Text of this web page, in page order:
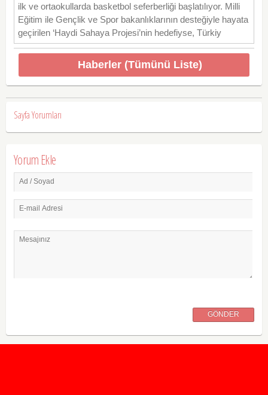
ilk ve ortaokullarda basketbol seferberliği başlatılıyor. Milli
Eğitim ile Gençlik ve Spor bakanlıklarının desteğiyle hayata
geçirilen ‘Haydi Sahaya Projesi’nin hedefiyse, Türkiy
Haberler (Tümünü Liste)
Sayfa Yorumları
Yorum Ekle
Ad / Soyad
E-mail Adresi
Mesajınız
GÖNDER